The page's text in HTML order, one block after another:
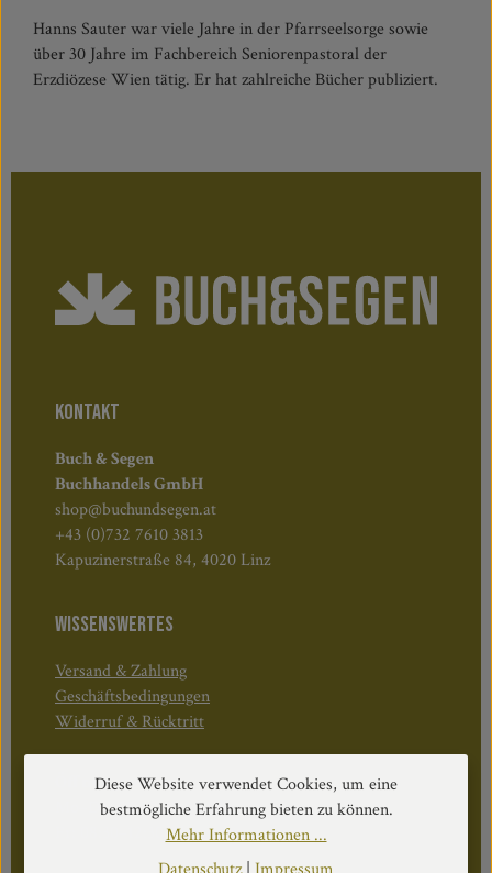
Hanns Sauter war viele Jahre in der Pfarrseelsorge sowie
über 30 Jahre im Fachbereich Seniorenpastoral der
Erzdiözese Wien tätig. Er hat zahlreiche Bücher publiziert.
KONTAKT
Buch & Segen
Buchhandels GmbH
shop@buchundsegen.at
+43 (0)732 7610 3813
Kapuzinerstraße 84, 4020 Linz
WISSENSWERTES
Versand & Zahlung
Geschäftsbedingungen
Widerruf & Rücktritt
Öffnungszeiten:
Mo–Do: 08:30–17:00 Uhr
Fr: 08:30–12:30 Uhr
Diese Website verwendet Cookies, um eine
bestmögliche Erfahrung bieten zu können.
Mehr Informationen ...